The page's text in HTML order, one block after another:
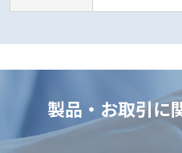
製品・お取引に